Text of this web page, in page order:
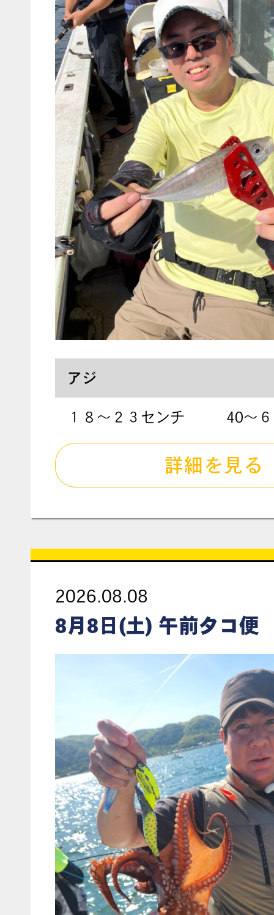
アジ
１８〜２３センチ 40〜
詳細を見る
2026.08.08
8月8日(土) 午前タコ便